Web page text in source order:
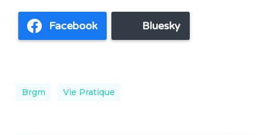
Facebook Bluesky
Brgm Vie Pratique